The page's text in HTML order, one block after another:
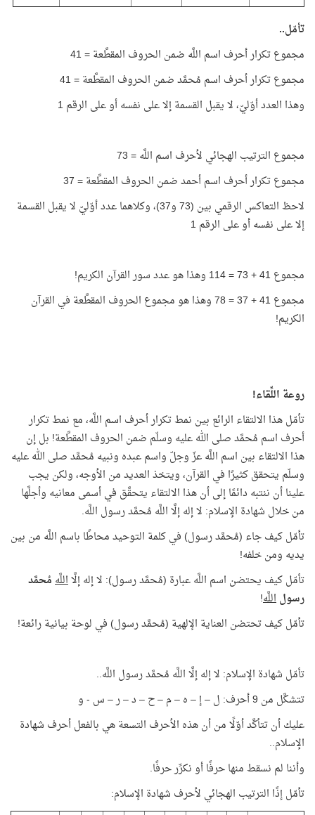
تأمّل..
مجموع تكرار أحرف اسم اللَّه ضمن الحروف المقطَّعة = 41
مجموع تكرار أحرف اسم مُحمَّد ضمن الحروف المقطَّعة = 41
وهذا العدد أوّليّ، لا يقبل القسمة إلا على نفسه أو على الرقم 1
مجموع الترتيب الهجائي لأحرف اسم اللَّه = 73
مجموع تكرار أحرف اسم أحمد ضمن الحروف المقطَّعة = 37
لاحظ التعاكس الرقمي بين (73 و37)، وكلاهما عدد أوّليّ لا يقبل القسمة
إلا على نفسه أو على الرقم 1
مجموع 41 + 73 = 114 وهذا هو عدد سور القرآن الكريم!
مجموع 41 + 37 = 78 وهذا هو مجموع الحروف المقطَّعة في القرآن
الكريم!
روعة اللِّقاء!
تأمّل هذا الالتقاء الرائع بين نمط تكرار أحرف اسم اللَّه، مع نمط تكرار
أحرف اسم مُحمَّد صلى الله عليه وسلّم ضمن الحروف المقطَّعة! بل إن
هذا الالتقاء بين اسم اللَّه عزّ وجلّ واسم عبده ونبيه مُحمَّد صلى الله عليه
وسلّم يتحقق كثيرًا في القرآن، ويتخذ العديد من الأوجه، ولكن يجب
علينا أن ننتبه دائمًا إلى أن هذا الالتقاء يتحقَّق في أسمى معانيه وأجلَّها
من خلال شهادة الإسلام: لا إله إلَّا اللَّه مُحمَّد رسول اللَّه.
تأمّل كيف جاء (مُحمَّد رسول) في كلمة التوحيد محاطًا باسم اللَّه من بين
يديه ومن خلفه!
تأمّل كيف يحتضن اسم اللَّه عبارة (مُحمَّد رسول): لا إله إلَّااللَّهمُحمَّد
رسولاللَّه!
تأمّل كيف تحتضن العناية الإلهية (مُحمَّد رسول) في لوحة بيانية رائعة!
تأمّل شهادة الإسلام: لا إله إلَّا اللَّه مُحمَّد رسول اللَّه..
تتشكَّل من 9 أحرف: ل – إ – ه – م – ح – د – ر – س - و
عليك أن تتأكَّد أوّلًا من أن هذه الأحرف التسعة هي بالفعل أحرف شهادة
الإسلام..
وأننا لم نسقط منها حرفًا أو نكرِّر حرفًا.
تأمّل إذًا الترتيب الهجائي لأحرف شهادة الإسلام: